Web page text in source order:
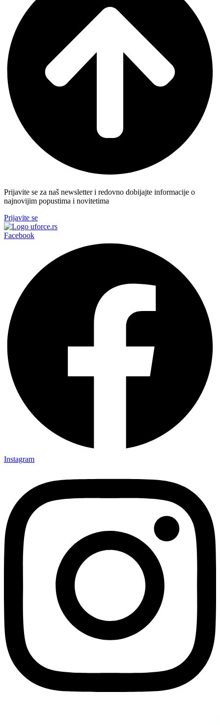
Prijavite se za naš newsletter i redovno dobijajte informacije o
najnovijim popustima i novitetima
Prijavite se
Facebook
Instagram